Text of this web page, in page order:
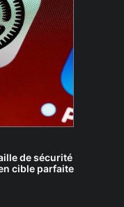
de sécurité
cible parfaite